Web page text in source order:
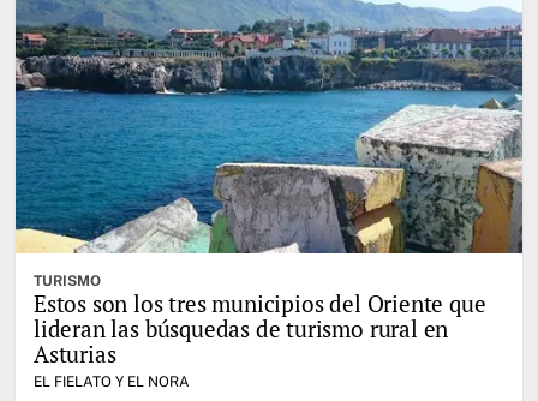
TURISMO
Estos son los tres municipios del Oriente que
lideran las búsquedas de turismo rural en
Asturias
EL FIELATO Y EL NORA